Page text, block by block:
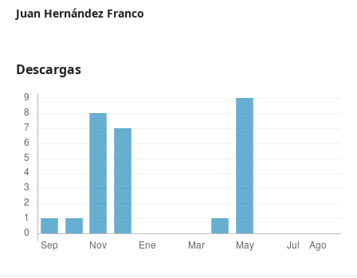
Juan Hernández Franco
Descargas